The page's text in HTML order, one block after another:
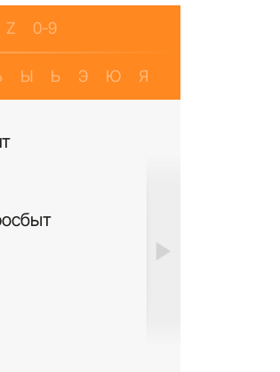
Z 0-9
Ы Ь Э Ю Я
Си Виф